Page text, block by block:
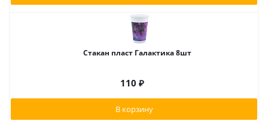
Стакан пласт Галактика 8шт
110 ₽
В корзину